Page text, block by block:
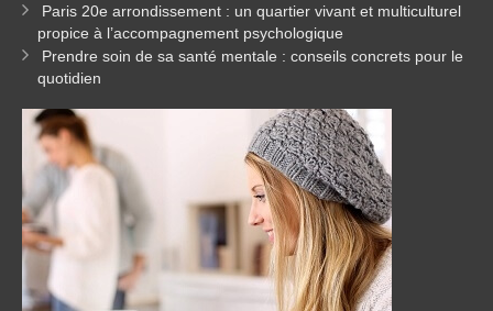
Paris 20e arrondissement : un quartier vivant et multiculturel
propice à l’accompagnement psychologique
Prendre soin de sa santé mentale : conseils concrets pour le
quotidien